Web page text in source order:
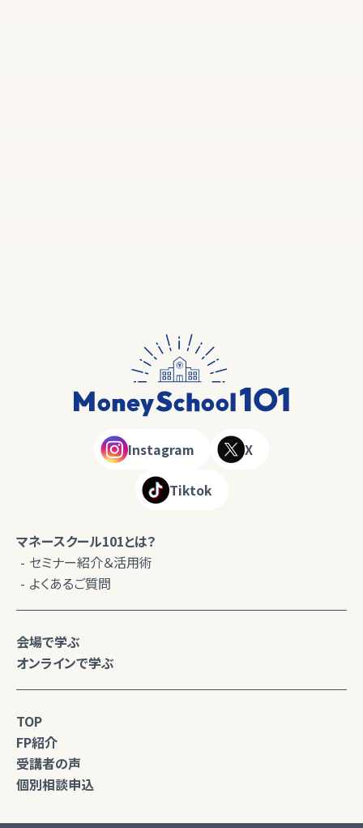
Instagram X
Tiktok
マネースクール101とは？
セミナー紹介＆活用術
よくあるご質問
会場で学ぶ
オンラインで学ぶ
TOP
FP紹介
受講者の声
個別相談申込